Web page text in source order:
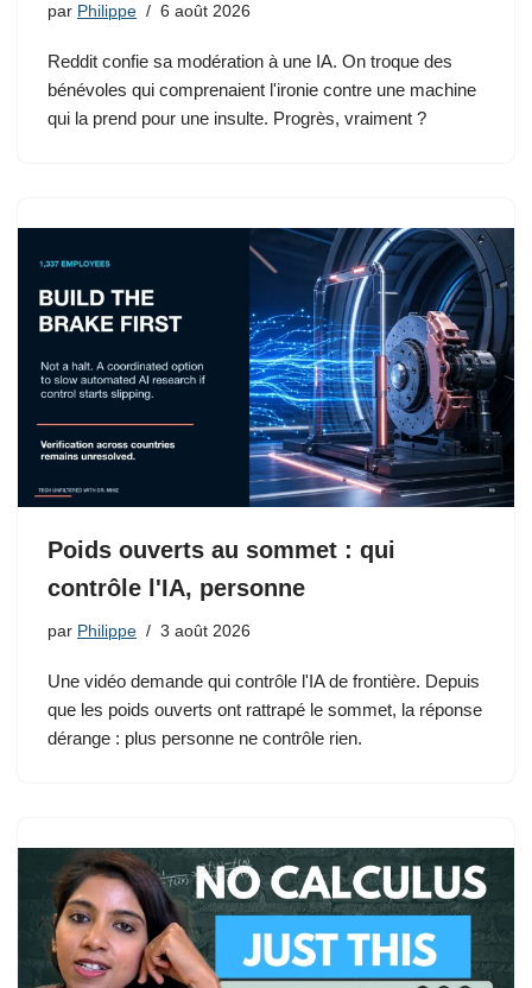
par Philippe 6 août 2026
Reddit confie sa modération à une IA. On troque des
bénévoles qui comprenaient l'ironie contre une machine
qui la prend pour une insulte. Progrès, vraiment ?
Poids ouverts au sommet : qui
contrôle l'IA, personne
par Philippe 3 août 2026
Une vidéo demande qui contrôle l'IA de frontière. Depuis
que les poids ouverts ont rattrapé le sommet, la réponse
dérange : plus personne ne contrôle rien.